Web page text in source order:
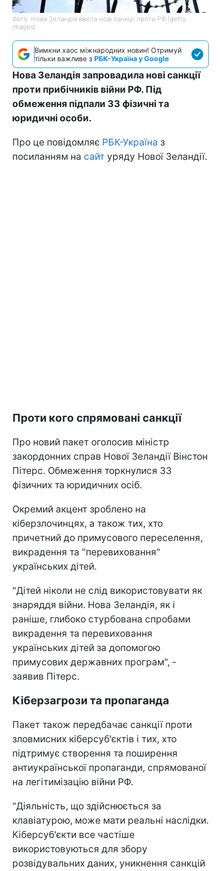
Фото: Нова Зеландія ввела нові санкції проти РФ (getty
images)
Вимкни хаос міжнародних новин! Отримуй
тільки важливе з РБК-Україна у Google
Нова Зеландія запровадила нові санкції
проти прибічників війни РФ. Під
обмеження підпали 33 фізичні та
юридичні особи.
Про це повідомляє РБК-Україна з
посиланням на сайт уряду Нової Зеландії.
Проти кого спрямовані санкції
Про новий пакет оголосив міністр
закордонних справ Нової Зеландії Вінстон
Пітерс. Обмеження торкнулися 33
фізичних та юридичних осіб.
Окремий акцент зроблено на
кіберзлочинцях, а також тих, хто
причетний до примусового переселення,
викрадення та "перевиховання"
українських дітей.
"Дітей ніколи не слід використовувати як
знаряддя війни. Нова Зеландія, як і
раніше, глибоко стурбована спробами
викрадення та перевиховання
українських дітей за допомогою
примусових державних програм", -
заявив Пітерс.
Кіберзагрози та пропаганда
Пакет також передбачає санкції проти
зловмисних кіберсуб'єктів і тих, хто
підтримує створення та поширення
антиукраїнської пропаганди, спрямованої
на легітимізацію війни РФ.
"Діяльність, що здійснюється за
клавіатурою, може мати реальні наслідки.
Кіберсуб'єкти все частіше
використовуються для збору
розвідувальних даних, уникнення санкцій